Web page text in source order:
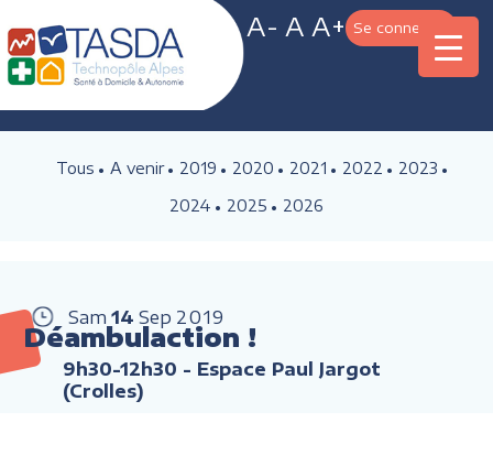
A- A A+ Se connecter
Tous A venir 2019 2020 2021 2022
2023
2024
2025 2026
Sam 14 Sep 2019
Déambulaction !
9h30-12h30 - Espace Paul Jargot
(Crolles)